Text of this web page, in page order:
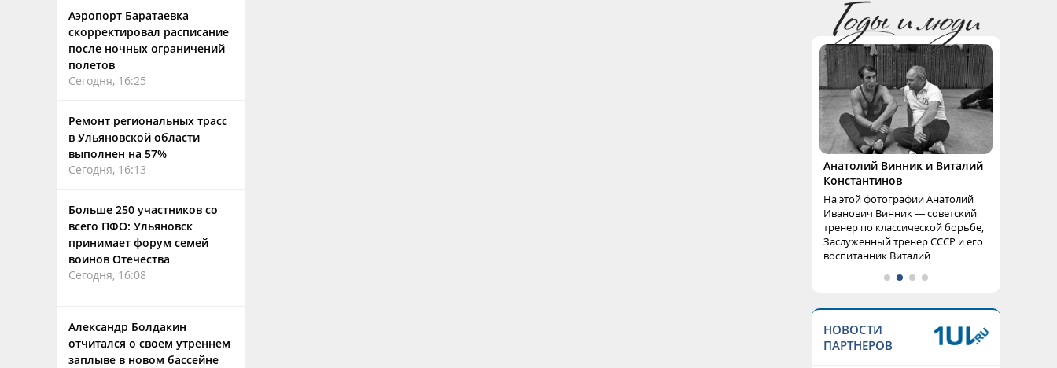
Аэропорт Баратаевка
скорректировал расписание
после ночных ограничений
полетов
Сегодня, 16:25
Ремонт региональных трасс
в Ульяновской области
выполнен на 57%
Сегодня, 16:13
Больше 250 участников со
всего ПФО: Ульяновск
принимает форум семей
воинов Отечества
Сегодня, 16:08
Александр Болдакин
отчитался о своем утреннем
заплыве в новом бассейне
Анатолий Винник и Виталий
Константинов
На этой фотографии Анатолий
Иванович Винник — советский
тренер по классической борьбе,
Заслуженный тренер СССР и его
воспитанник Виталий...
НОВОСТИ
ПАРТНЕРОВ